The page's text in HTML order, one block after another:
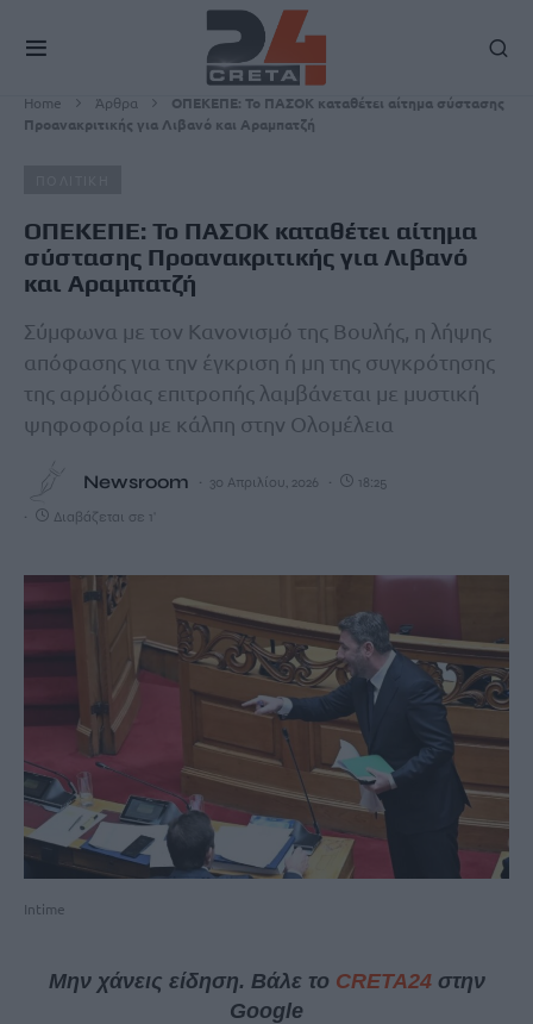
Home Άρθρα
ΟΠΕΚΕΠΕ: Το ΠΑΣΟΚ καταθέτει αίτημα σύστασης
Προανακριτικής για Λιβανό και Αραμπατζή
ΟΠΕΚΕΠΕ: Το ΠΑΣΟΚ καταθέτει αίτημα
σύστασης Προανακριτικής για Λιβανό
και Αραμπατζή
Σύμφωνα με τον Κανονισμό της Βουλής, η λήψης
απόφασης για την έγκριση ή μη της συγκρότησης
της αρμόδιας επιτροπής λαμβάνεται με μυστική
ψηφοφορία με κάλπη στην Ολομέλεια
Newsroom 30 Απριλίου, 2026 18:25
Διαβάζεται σε 1'
Intime
Μην χάνεις είδηση. Βάλε το CRETA24στην
Google